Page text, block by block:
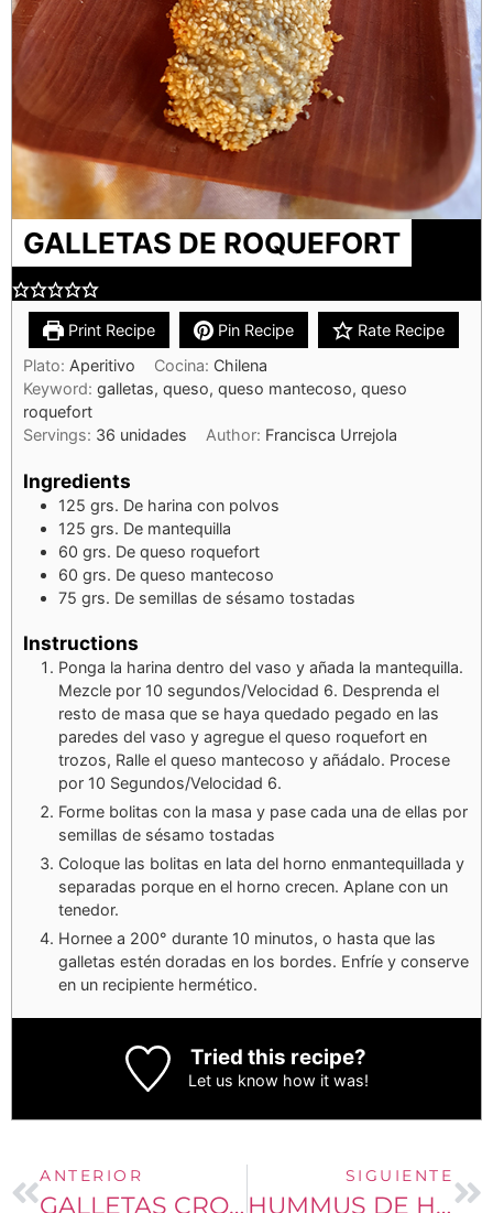
GALLETAS DE ROQUEFORT
Print Recipe Pin Recipe
Rate Recipe
Plato: Aperitivo Cocina: Chilena
Keyword: galletas, queso, queso mantecoso, queso
roquefort
Servings: 36 unidades Author: Francisca Urrejola
Ingredients
125 grs. De harina con polvos
125 grs. De mantequilla
60 grs. De queso roquefort
60 grs. De queso mantecoso
75 grs. De semillas de sésamo tostadas
Instructions
Ponga la harina dentro del vaso y añada la mantequilla.
Mezcle por 10 segundos/Velocidad 6. Desprenda el
resto de masa que se haya quedado pegado en las
paredes del vaso y agregue el queso roquefort en
trozos, Ralle el queso mantecoso y añádalo. Procese
por 10 Segundos/Velocidad 6.
Forme bolitas con la masa y pase cada una de ellas por
semillas de sésamo tostadas
Coloque las bolitas en lata del horno enmantequillada y
separadas porque en el horno crecen. Aplane con un
tenedor.
Hornee a 200° durante 10 minutos, o hasta que las
galletas estén doradas en los bordes. Enfríe y conserve
en un recipiente hermético.
Tried this recipe?
Let us know how it was!
ANTERIOR
GALLETAS CROCANTES KETO
SIGUIENTE
HUMMUS DE HABAS